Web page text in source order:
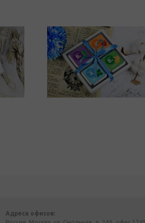
Адреса офисов: